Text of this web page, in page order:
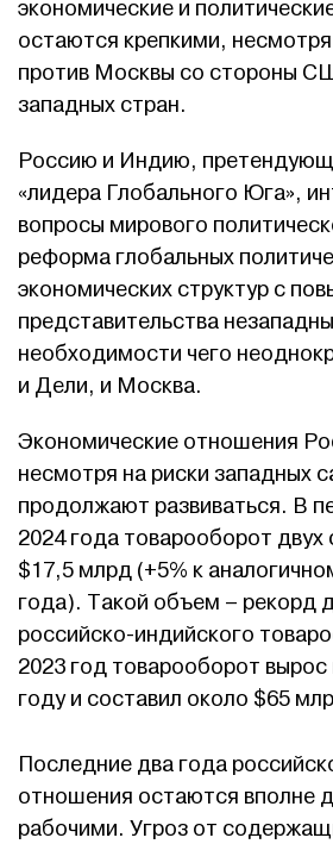
экономические и
остаются крепкими,
против Москвы со стороны
западных стран.
Россию и Индию,
«лидера Глобального Юга»,
вопросы мирового
реформа глобальных
экономических структур с
представительства
необходимости чего
и Дели, и Москва.
Экономические отношения
несмотря на риски западных
продолжают развиваться. В
2024 года товарооборот двух
$17,5 млрд (+5% к
года). Такой объем – рекорд
российско-индийского
2023 год товарооборот вырос
году и составил около $65
Последние два года
отношения остаются вполне
рабочими. Угроз от